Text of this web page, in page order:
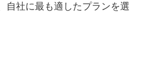
自社に最も適したプランを選